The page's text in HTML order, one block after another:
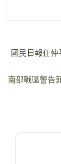
文
導
國民日報任
南部戰區警告